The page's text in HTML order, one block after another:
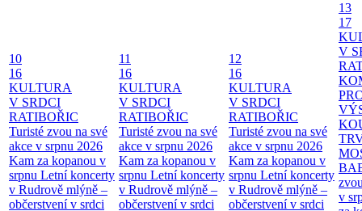
10
16
KULTURA
V SRDCI
RATIBOŘIC
Turisté zvou na své
akce v srpnu 2026
Kam za kopanou v
srpnu Letní koncerty
v Rudrově mlýně –
občerstvení v srdci
11
16
KULTURA
V SRDCI
RATIBOŘIC
Turisté zvou na své
akce v srpnu 2026
Kam za kopanou v
srpnu Letní koncerty
v Rudrově mlýně –
občerstvení v srdci
12
16
KULTURA
V SRDCI
RATIBOŘIC
Turisté zvou na své
akce v srpnu 2026
Kam za kopanou v
srpnu Letní koncerty
v Rudrově mlýně –
občerstvení v srdci
13
17
V
v